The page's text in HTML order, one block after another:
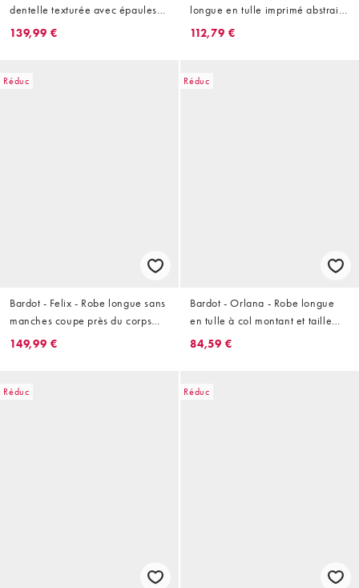
dentelle texturée avec épaules
dénudées - Jaune
139,99 €
longue en tulle imprimé abstrait
avec corsage froncé - Rose
112,79 €
Réduc
Bardot - Felix - Robe longue sans
manches coupe près du corps
avec fente sur la cuisse et
149,99 €
Réduc
Bardot - Orlana - Robe longue
en tulle à col montant et taille
basse - Rouge
84,59 €
Réduc Réduc